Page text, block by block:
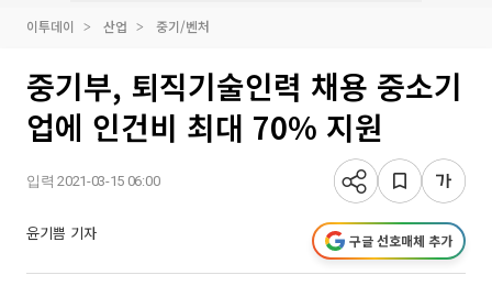
이투데이 산업 중기/벤처
중기부, 퇴직기술인력 채용 중소기
업에 인건비 최대 70% 지원
입력 2021-03-15 06:00
윤기쁨 기자 구글 선호매체 추가